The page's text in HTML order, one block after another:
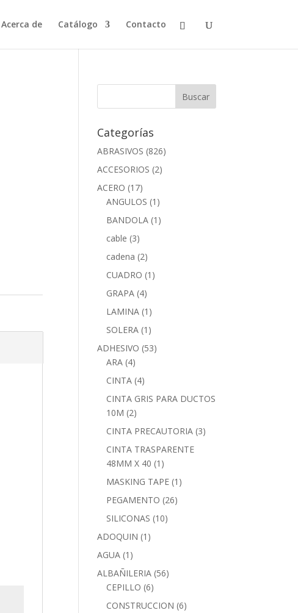
Acerca de Catálogo Contacto
Categorías
ABRASIVOS (826)
ACCESORIOS (2)
ACERO (17)
ANGULOS (1)
BANDOLA (1)
cable (3)
cadena (2)
CUADRO (1)
GRAPA (4)
LAMINA (1)
SOLERA (1)
ADHESIVO (53)
ARA (4)
CINTA (4)
CINTA GRIS PARA DUCTOS
10M (2)
CINTA PRECAUTORIA (3)
CINTA TRASPARENTE
48MM X 40 (1)
MASKING TAPE (1)
PEGAMENTO (26)
SILICONAS (10)
ADOQUIN (1)
AGUA (1)
ALBAÑILERIA (56)
CEPILLO (6)
CONSTRUCCION (6)